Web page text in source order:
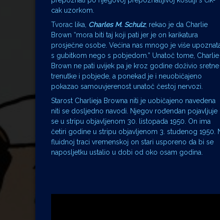
cak uzorkom.
Tvorac lika, Charles M. Schulz, rekao je da Charlie
Brown “mora biti taj koji pati jer je on karikatura
prosječne osobe. Većina nas mnogo je više
s gubitkom nego s pobjedom.” Unatoč tome, Charlie
Brown ne pati uvijek pa je kroz godine doživio sretne
trenutke i pobjede, a ponekad je i neuobičajeno
pokazao samouvjerenost unatoč čestoj nervozi.
Starost Charlieja Browna niti je uobičajeno navedena
niti se dosljedno navodi. Njegov rođendan pojavljuje
se u stripu objavljenom 30. listopada 1950. On ima
četiri godine u stripu objavljenom 3. studenog 1950.
fluidnoj traci vremenskoj on stari usporeno da bi se
naposljetku ustalio u dobi od oko osam godina.